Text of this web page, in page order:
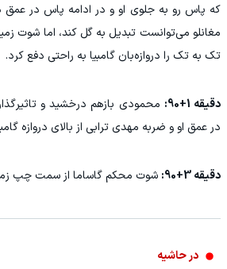
که پاس رو به جلوی او و در ادامه پاس در عمق
مغانلو می‌توانست تبدیل به گل کند، اما شوت
تک به تک را دروازه‌بان گامبیا به راحتی دفع کرد.
دقیقه 1+90:
محمودی بازهم درخشید و
در عمق او و ضربه مهدی ترابی از بالای دروازه
دقیقه 3+90: شوت محکم گاساما از سمت چپ زمین
در حاشیه